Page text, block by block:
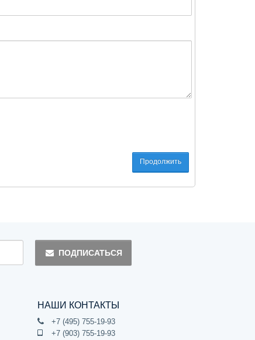
Продолжить
ПОДПИСАТЬСЯ
НАШИ КОНТАКТЫ
+7 (495) 755-19-93
+7 (903) 755-19-93